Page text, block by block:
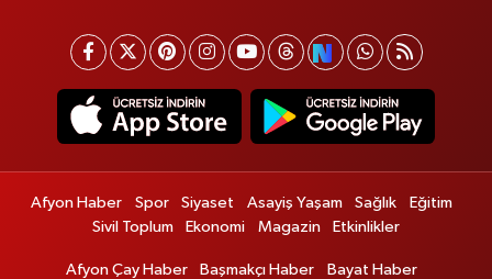
Afyon Haber Spor Siyaset Asayiş Yaşam Sağlık
Eğitim
Sivil Toplum
Ekonomi Magazin Etkinlikler
Afyon Çay Haber Başmakçı Haber Bayat Haber